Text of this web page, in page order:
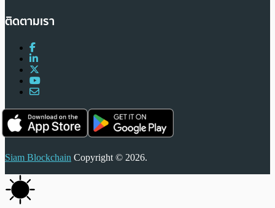
ติดตามเรา
Siam Blockchain Copyright © 2026.